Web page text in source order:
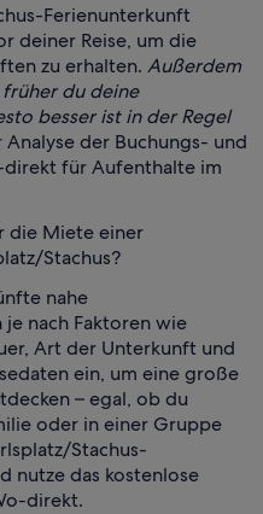
Ferienunterkunft
deiner Reise, um die
zu erhalten. Außerdem
du deine
besser ist in der Regel
der Buchungs- und
direkt für Aufenthalte im
die Miete einer
Stachus?
nahe
nach Faktoren wie
Art der Unterkunft und
ein, um eine große
– egal, ob du
oder in einer Gruppe
Stachus-
nutze das kostenlose
direkt.